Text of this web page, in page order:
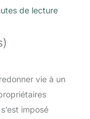
de lecture
vie à un
s’est imposé